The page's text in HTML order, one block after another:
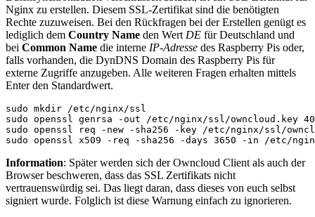
Nginx zu erstellen. Diesem SSL-Zertifikat sind die benötigten
Rechte zuzuweisen. Bei den Rückfragen bei der Erstellen genügt es
lediglich dem Country Name den Wert DE für Deutschland und
bei Common Name die interne IP-Adresse des Raspberry Pis oder,
falls vorhanden, die DynDNS Domain des Raspberry Pis für
externe Zugriffe anzugeben. Alle weiteren Fragen erhalten mittels
Enter den Standardwert.
sudo mkdir /etc/nginx/ssl
sudo openssl genrsa -out /etc/nginx/ssl/owncloud.key
sudo openssl req -new -sha256 -key /etc/nginx/ssl/
sudo openssl x509 -req -sha256 -days 3650 -in /etc/
Information: Später werden sich der Owncloud Client als auch der
Browser beschweren, dass das SSL Zertifikats nicht
vertrauenswürdig sei. Das liegt daran, dass dieses von euch selbst
signiert wurde. Folglich ist diese Warnung einfach zu ignorieren.